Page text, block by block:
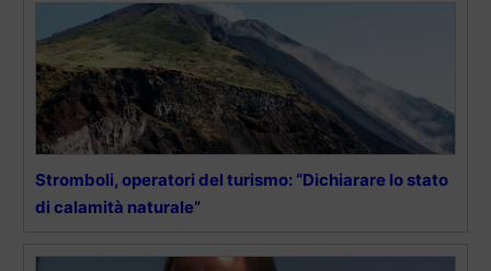
Stromboli, operatori del turismo: “Dichiarare lo stato
di calamità naturale”